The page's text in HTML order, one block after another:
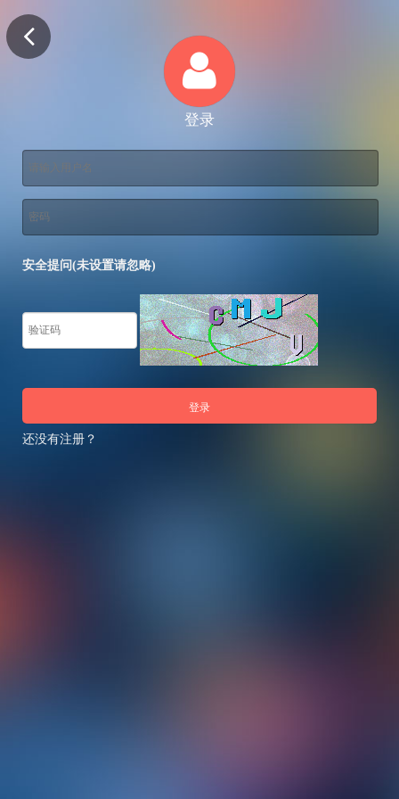
登录
安全提问(未设置请忽略)
登录
还没有注册？